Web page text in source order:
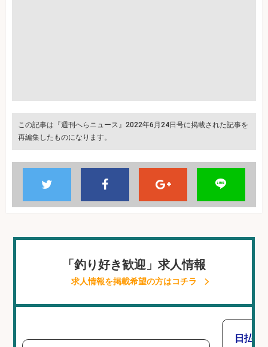
この記事は『週刊へらニュース』2022年6月24日号に掲載された記事を
再編集したものになります。
「釣り好き歓迎」求人情報
求人情報を掲載希望の方はコチラ
日払い